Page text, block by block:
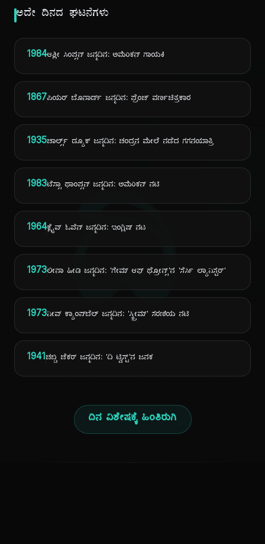
ದಿ
ಅದೇ ದಿನದ ಘಟನೆಗಳು
1984ಆಶ್ಲೀ ಸಿಂಪ್ಸನ್ ಜನ್ಮದಿನ: ಅಮೆರಿಕನ್ ಗಾಯಕಿ
1867ಪಿಯರ್ ಬೊನಾರ್ಡ್ ಜನ್ಮದಿನ: ಫ್ರೆಂಚ್ ವರ್ಣಚಿತ್ರಕಾರ
1935ಚಾರ್ಲ್ಸ್ ಡ್ಯೂಕ್ ಜನ್ಮದಿನ: ಚಂದ್ರನ ಮೇಲೆ ನಡೆದ ಗಗನಯಾತ್ರಿ
1983ಟೆಸ್ಸಾ ಥಾಂಪ್ಸನ್ ಜನ್ಮದಿನ: ಅಮೆರಿಕನ್ ನಟಿ
1964ಕ್ಲೈವ್ ಓವೆನ್ ಜನ್ಮದಿನ: ಇಂಗ್ಲಿಷ್ ನಟ
1973ಲೀನಾ ಹೀಡಿ ಜನ್ಮದಿನ: 'ಗೇಮ್ ಆಫ್ ಥ್ರೋನ್ಸ್'ನ 'ಸೆರ್ಸಿ ಲ್ಯಾನಿಸ್ಟರ್'
1973ನೀವ್ ಕ್ಯಾಂಪ್‌ಬೆಲ್ ಜನ್ಮದಿನ: 'ಸ್ಕ್ರೀಮ್' ಸರಣಿಯ ನಟಿ
1941ಚಬ್ಬಿ ಚೆಕರ್ ಜನ್ಮದಿನ: 'ದಿ ಟ್ವಿಸ್ಟ್'ನ ಜನಕ
ದಿನ ವಿಶೇಷಕ್ಕೆ ಹಿಂತಿರುಗಿ